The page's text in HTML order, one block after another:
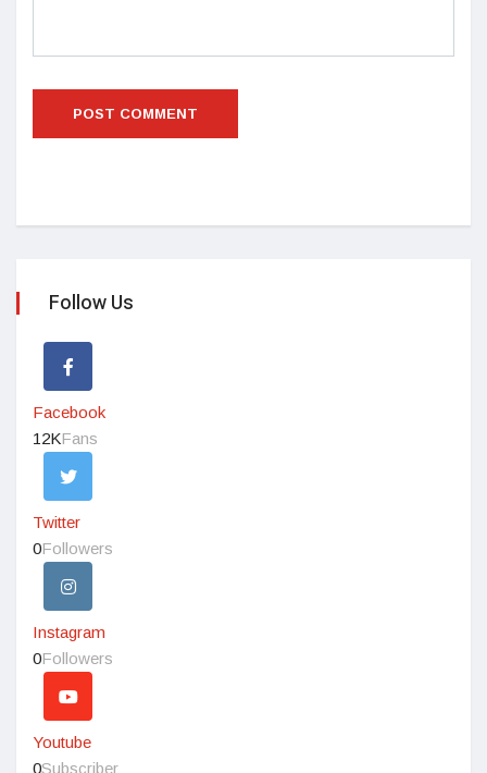
Follow Us
Facebook
12KFans
Twitter
0Followers
Instagram
0Followers
Youtube
0Subscriber